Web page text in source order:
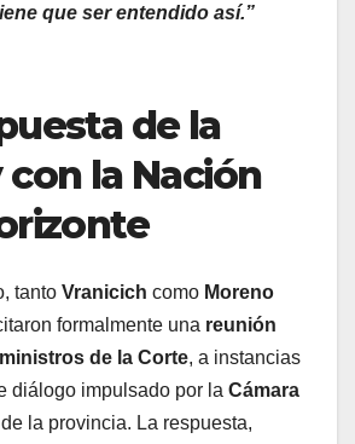
que ser entendido así.”
de la
con la Nación
tanto Vranicich como Moreno
formalmente una reunión
de la Corte, a instancias
diálogo impulsado por la Cámara
de la provincia. La respuesta,